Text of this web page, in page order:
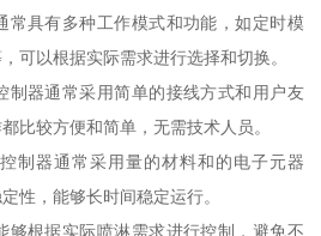
常具有多种工作模式和功能，如定时模
可以根据实际需求进行选择和切换。
制器通常采用简单的接线方式和用户友
比较方便和简单，无需技术人员。
制器通常采用量的材料和的电子元器
性，能够长时间稳定运行。
够根据实际喷淋需求进行控制，避免不